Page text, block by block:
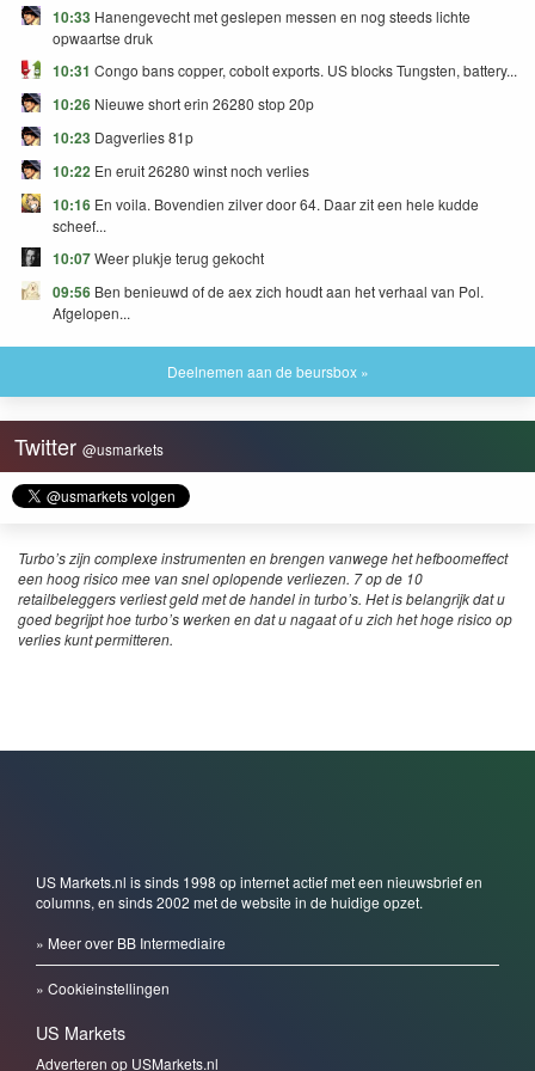
10:33 Hanengevecht met geslepen messen en nog steeds lichte
opwaartse druk
10:31 Congo bans copper, cobolt exports. US blocks Tungsten, battery...
10:26 Nieuwe short erin 26280 stop 20p
10:23 Dagverlies 81p
10:22 En eruit 26280 winst noch verlies
10:16 En voila. Bovendien zilver door 64. Daar zit een hele kudde
scheef...
10:07Weer plukje terug gekocht
09:56 Ben benieuwd of de aex zich houdt aan het verhaal van Pol.
Afgelopen...
Deelnemen aan de beursbox »
Twitter @usmarkets
Turbo’s zijn complexe instrumenten en brengen vanwege het hefboomeffect
een hoog risico mee van snel oplopende verliezen. 7 op de 10
retailbeleggers verliest geld met de handel in turbo’s. Het is belangrijk dat u
goed begrijpt hoe turbo’s werken en dat u nagaat of u zich het hoge risico op
verlies kunt permitteren.
US Markets.nl is sinds 1998 op internet actief met een nieuwsbrief en
columns, en sinds 2002 met de website in de huidige opzet.
» Meer over BB Intermediaire
» Cookieinstellingen
US Markets
Adverteren op USMarkets.nl